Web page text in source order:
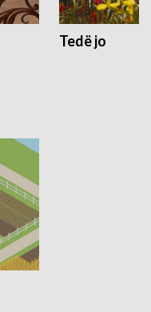
Tedë jo